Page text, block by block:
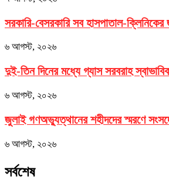
সরকারি-বেসরকারি সব হাসপাতাল-ক্লিনিকের
৬ আগস্ট, ২০২৬
দুই-তিন দিনের মধ্যে গ্যাস সরবরাহ
৬ আগস্ট, ২০২৬
জুলাই গণঅভ্যুত্থানের শহীদদের স্মরণে
৬ আগস্ট, ২০২৬
সর্বশেষ